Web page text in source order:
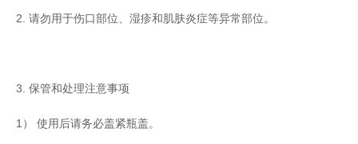
2. 请勿用于伤口部位、湿疹和肌肤炎症等异常部位。
3. 保管和处理注意事项
1） 使用后请务必盖紧瓶盖。